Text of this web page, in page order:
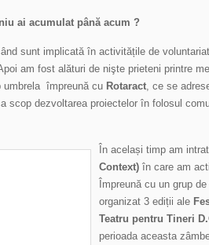
ai acumulat până acum ?
sunt implicată în activitățile de
am fost alături de nişte prieteni printre
umbrela împreună cu Rotaract, ce se
scop dezvoltarea proiectelor în folosul
În același timp am
Context) în care am
Împreună cu un grup
organizat 3 ediții ale
Teatru pentru Tineri
perioada aceasta